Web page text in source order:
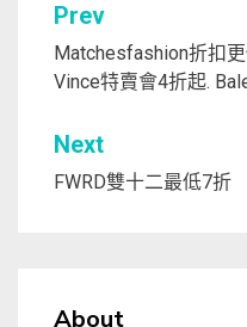
文
章
導
覽
Prev
Matchesfashion折扣
Vince特賣會4折起.
Next
FWRD雙十二最低7折
About